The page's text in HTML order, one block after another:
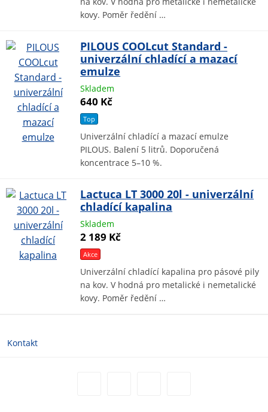
kovy. Poměr ředění …
PILOUS COOLcut Standard -
univerzální chladící a mazací
emulze
Skladem
640 Kč
Top
Univerzální chladící a mazací emulze
PILOUS. Balení 5 litrů. Doporučená
koncentrace 5–10 %.
Lactuca LT 3000 20l - univerzální
chladící kapalina
Skladem
2 189 Kč
Akce
Univerzální chladící kapalina pro pásové pily
na kov. V hodná pro metalické i nemetalické
kovy. Poměr ředění …
Kontakt